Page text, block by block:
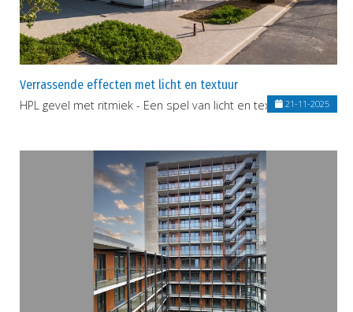
Verrassende effecten met licht en textuur
HPL gevel met ritmiek - Een spel van licht en textuur21-11-2025